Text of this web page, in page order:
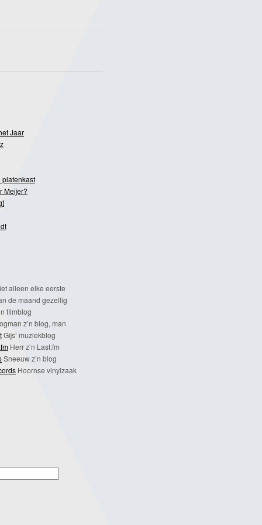
Jaar
platenkast
Meijer?
alleen elke eerste
de maand gezellig
filmblog
z’n blog, man
Gijs’ muziekblog
Herr z’n Last.fm
Sneeuw z’n blog
Hoornse vinylzaak